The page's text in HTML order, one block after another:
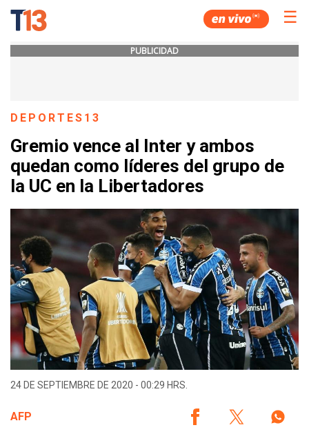
☰
PUBLICIDAD
DEPORTES13
Gremio vence al Inter y ambos
quedan como líderes del grupo de
la UC en la Libertadores
24 DE SEPTIEMBRE DE 2020 - 00:29 HRS.
AFP